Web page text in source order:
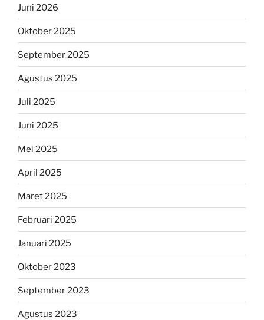
Juni 2026
Oktober 2025
September 2025
Agustus 2025
Juli 2025
Juni 2025
Mei 2025
April 2025
Maret 2025
Februari 2025
Januari 2025
Oktober 2023
September 2023
Agustus 2023